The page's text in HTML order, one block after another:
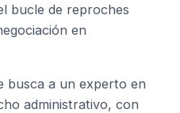
bucle de reproches
en
busca a un experto en
administrativo, con